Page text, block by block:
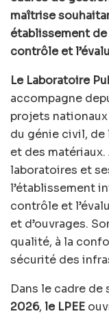
maîtrise
établissement
contrôle et
Le Laboratoire
accompagne
projets
du génie civil, de
et des
laboratoires et
l’établissement
contrôle et
et d’ouvrages.
qualité, à la
sécurité des
Dans le cadre de
2026, le LPEE